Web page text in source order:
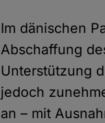
Im dänischen
Abschaffung
Unterstützung
jedoch
an – mit